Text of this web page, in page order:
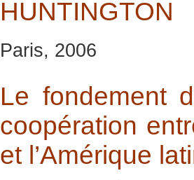
HUNTINGTON
Paris, 2006
Le fondement
coopération
et l’Amérique